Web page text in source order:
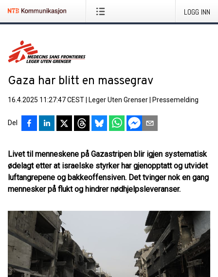
LOGG INN
Gaza har blitt en massegrav
16.4.2025 11:27:47 CEST Leger Uten Grenser Pressemelding
Del
Livet til menneskene på Gazastripen blir igjen systematisk
ødelagt etter at israelske styrker har gjenopptatt og utvidet
luftangrepene og bakkeoffensiven. Det tvinger nok en gang
mennesker på flukt og hindrer nødhjelpsleveranser.